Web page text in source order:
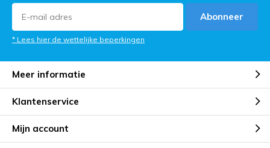
Abonneer
* Lees hier de wettelijke beperkingen
Meer informatie
Klantenservice
Mijn account